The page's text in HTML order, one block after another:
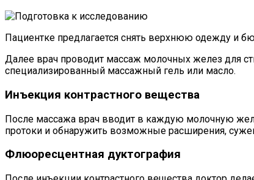
Пациентке предлагается снять верхнюю одежду и
Далее врач проводит массаж молочных желез для
специализированный массажный гель или масло.
Инъекция контрастного вещества
После массажа врач вводит в каждую молочную
протоки и обнаружить возможные расширения,
Флюоресцентная дуктография